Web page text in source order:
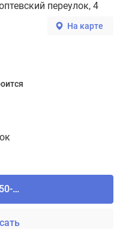
переулок, 4
На карте
+7 (495) 150-90-61